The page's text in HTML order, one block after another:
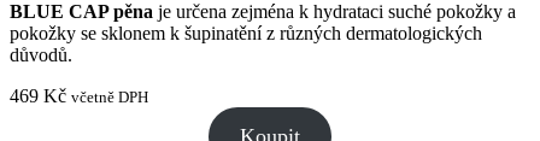
BLUE CAP pěna je určena zejména k hydrataci suché pokožky a
pokožky se sklonem k šupinatění z různých dermatologických
důvodů.
469 Kč včetně DPH